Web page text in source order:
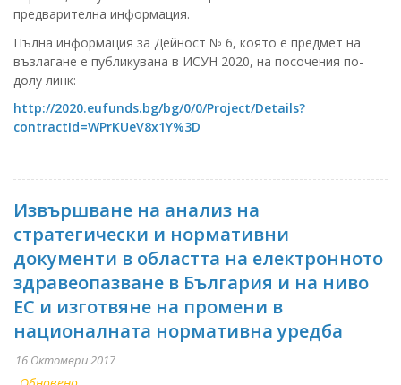
предварителна информация.
Пълна информация за Дейност № 6, която е предмет на
възлагане е публикувана в ИСУН 2020, на посочения по-
долу линк:
http://2020.eufunds.bg/bg/0/0/Project/Details?
contractId=WPrKUeV8x1Y%3D
Извършване на анализ на
стратегически и нормативни
документи в областта на електронното
здравеопазване в България и на ниво
ЕС и изготвяне на промени в
националната нормативна уредба
16 Октомври 2017